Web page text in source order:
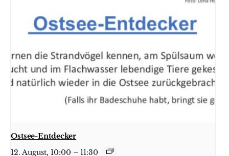
Ostsee-Entdecker
12. August, 10:00 – 11:30